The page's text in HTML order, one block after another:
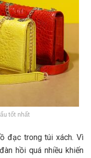
tốt nhất
đạc trong túi xách. Vì
hồi quá nhiều khiến